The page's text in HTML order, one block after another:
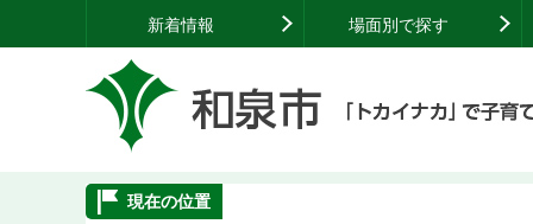
新着情報 場面別で探す
現在の位置